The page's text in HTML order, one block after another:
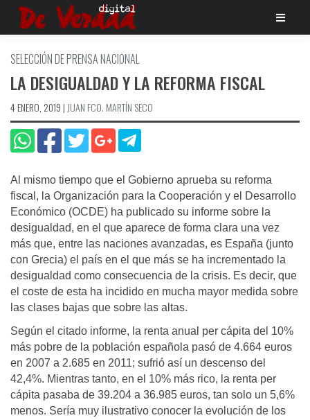
Saltar
SELECCIÓN DE PRENSA NACIONAL
LA DESIGUALDAD Y LA REFORMA FISCAL
4 ENERO, 2019 | JUAN FCO. MARTÍ­N SECO
Al mismo tiempo que el Gobierno aprueba su reforma
fiscal, la Organización para la Cooperación y el Desarrollo
Económico (OCDE) ha publicado su informe sobre la
desigualdad, en el que aparece de forma clara una vez
más que, entre las naciones avanzadas, es España (junto
con Grecia) el país en el que más se ha incrementado la
desigualdad como consecuencia de la crisis. Es decir, que
el coste de esta ha incidido en mucha mayor medida sobre
las clases bajas que sobre las altas.
Según el citado informe, la renta anual per cápita del 10%
más pobre de la población española pasó de 4.664 euros
en 2007 a 2.685 en 2011; sufrió así un descenso del
42,4%. Mientras tanto, en el 10% más rico, la renta per
cápita pasaba de 39.204 a 36.985 euros, tan solo un 5,6%
menos. Sería muy ilustrativo conocer la evolución de los